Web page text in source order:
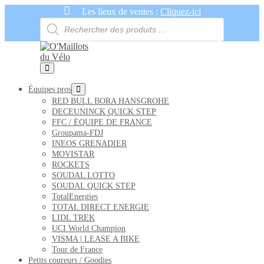
Les lieux de ventes : Cliquez-ici
Recherche
de
produits
basculer
menu
Équipes pros basculer
le
menu
RED BULL BORA HANSGROHE
DECEUNINCK QUICK STEP
FFC / ÉQUIPE DE FRANCE
Groupama-FDJ
INEOS GRENADIER
MOVISTAR
ROCKETS
SOUDAL LOTTO
SOUDAL QUICK STEP
TotalEnergies
TOTAL DIRECT ENERGIE
LIDL TREK
UCI World Champion
VISMA | LEASE A BIKE
Tour de France
Petits coureurs / Goodies